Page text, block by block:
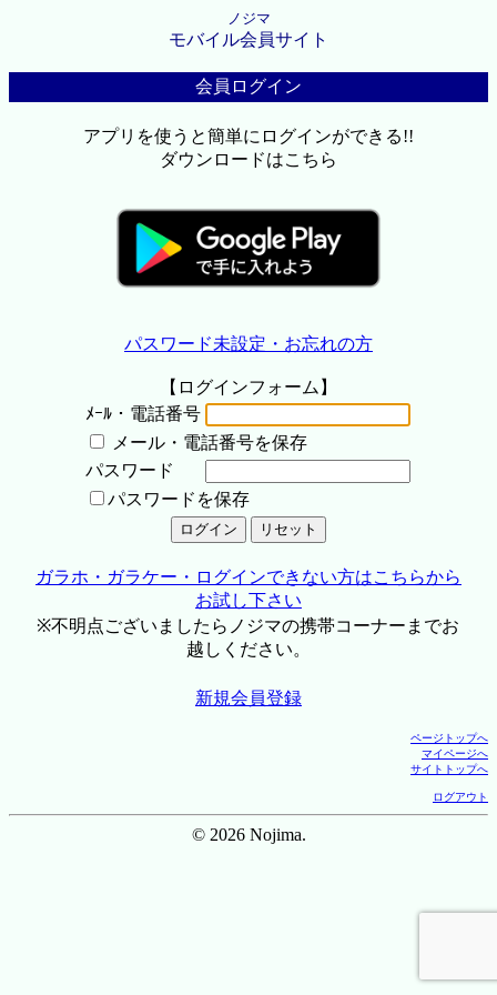
ノジマ
モバイル会員サイト
会員ログイン
アプリを使うと簡単にログインができる!!
ダウンロードはこちら
パスワード未設定・お忘れの方
【ログインフォーム】
ﾒｰﾙ・電話番号
メール・電話番号を保存
パスワード
パスワードを保存
ガラホ・ガラケー・ログインできない方はこちらから
お試し下さい
※不明点ございましたらノジマの携帯コーナーまでお
越しください。
新規会員登録
ページトップへ
マイページへ
サイトトップへ
ログアウト
© 2026 Nojima.